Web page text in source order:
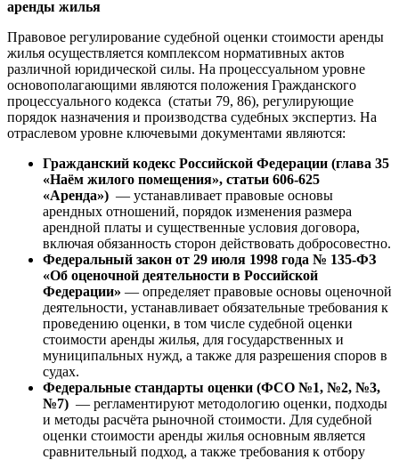
аренды жилья
Правовое регулирование судебной оценки стоимости аренды
жилья осуществляется комплексом нормативных актов
различной юридической силы. На процессуальном уровне
основополагающими являются положения Гражданского
процессуального кодекса (статьи 79, 86), регулирующие
порядок назначения и производства судебных экспертиз. На
отраслевом уровне ключевыми документами являются:
Гражданский кодекс Российской Федерации (глава 35
«Наём жилого помещения», статьи 606-625
«Аренда») — устанавливает правовые основы
арендных отношений, порядок изменения размера
арендной платы и существенные условия договора,
включая обязанность сторон действовать добросовестно.
Федеральный закон от 29 июля 1998 года № 135-ФЗ
«Об оценочной деятельности в Российской
Федерации» — определяет правовые основы оценочной
деятельности, устанавливает обязательные требования к
проведению оценки, в том числе судебной оценки
стоимости аренды жилья, для государственных и
муниципальных нужд, а также для разрешения споров в
судах.
Федеральные стандарты оценки (ФСО №1, №2, №3,
№7) — регламентируют методологию оценки, подходы
и методы расчёта рыночной стоимости. Для судебной
оценки стоимости аренды жилья основным является
сравнительный подход, а также требования к отбору